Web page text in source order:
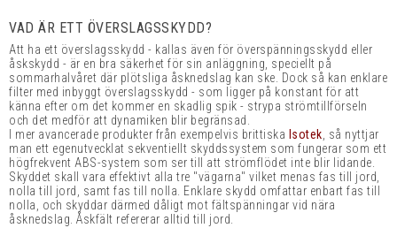
VAD ÄR ETT ÖVERSLAGSSKYDD?
Att ha ett överslagsskydd - kallas även för överspänningsskydd eller
åskskydd - är en bra säkerhet för sin anläggning, speciellt på
sommarhalvåret där plötsliga åsknedslag kan ske. Dock så kan enklare
filter med inbyggt överslagsskydd - som ligger på konstant för att
känna efter om det kommer en skadlig spik - strypa strömtillförseln
och det medför att dynamiken blir begränsad.
I mer avancerade produkter från exempelvis brittiska Isotek, så nyttjar
man ett egenutvecklat sekventiellt skyddssystem som fungerar som ett
högfrekvent ABS-system som ser till att strömflödet inte blir lidande.
Skyddet skall vara effektivt alla tre "vägarna" vilket menas fas till jord,
nolla till jord, samt fas till nolla. Enklare skydd omfattar enbart fas till
nolla, och skyddar därmed dåligt mot fältspänningar vid nära
åsknedslag. Åskfält refererar alltid till jord.